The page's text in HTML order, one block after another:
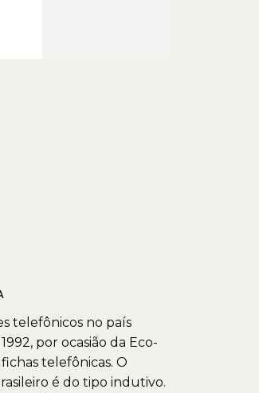
telefônicos no país
por ocasião da Eco-
telefônicas. O
é do tipo indutivo.